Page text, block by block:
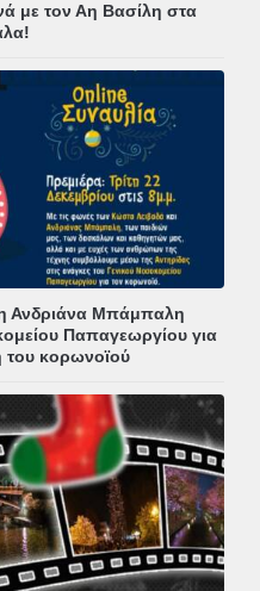
με τον Αη Βασίλη στα
Ανδριάνα Μπάμπαλη
Παπαγεωργίου για
του κορωνοϊού